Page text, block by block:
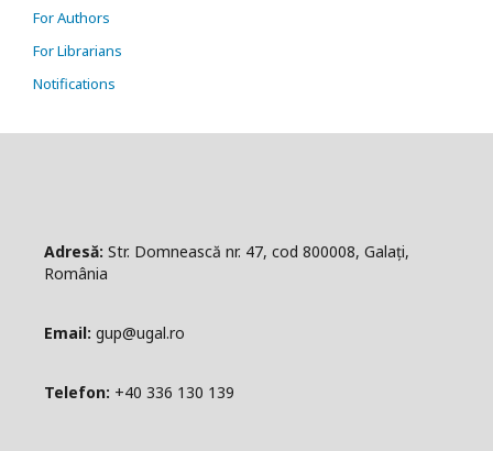
For Authors
For Librarians
Notifications
Adresă: Str. Domnească nr. 47, cod 800008, Galați,
România
Email: gup@ugal.ro
Telefon: +40 336 130 139